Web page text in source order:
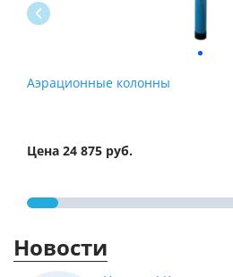
Аэрационные колонны
Цена 24 875 руб.
Новости